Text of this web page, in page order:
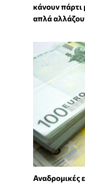
κάνουν
απλά
Αναδρομικές